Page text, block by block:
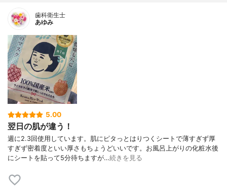
歯科衛生士
あゆみ
5.00
翌日の肌が違う！
週に2.3回使用しています。肌にピタっとはりつくシートで薄すぎず厚
すぎず密着度といい厚さもちょうどいいです。お風呂上がりの化粧水後
にシートを貼って5分待ちますが…続きを見る